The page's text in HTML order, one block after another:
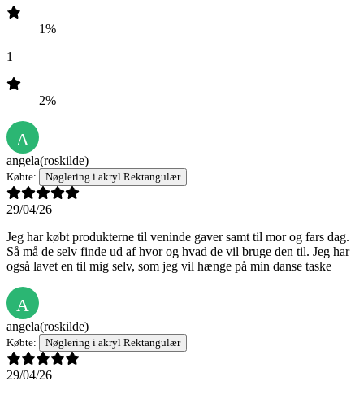
1%
1
2%
A
angela(roskilde)
Købte: Nøglering i akryl Rektangulær
29/04/26
Jeg har købt produkterne til veninde gaver samt til mor og fars dag.
Så må de selv finde ud af hvor og hvad de vil bruge den til. Jeg har
også lavet en til mig selv, som jeg vil hænge på min danse taske
A
angela(roskilde)
Købte: Nøglering i akryl Rektangulær
29/04/26